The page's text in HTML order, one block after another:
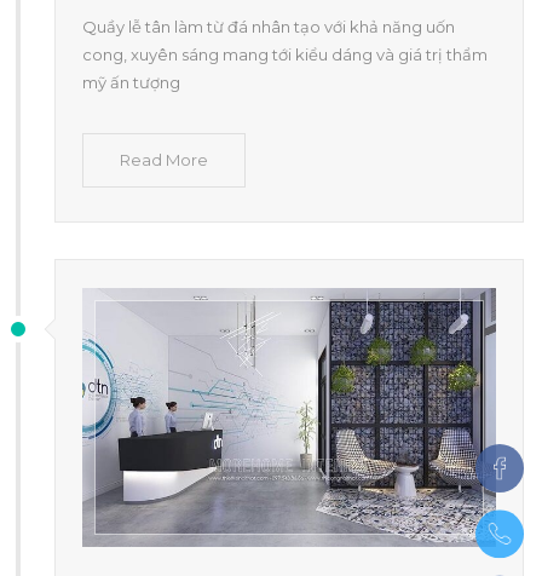
Quầy lễ tân làm từ đá nhân tạo với khả năng uốn
cong, xuyên sáng mang tới kiểu dáng và giá trị thẩm
mỹ ấn tượng
Read More